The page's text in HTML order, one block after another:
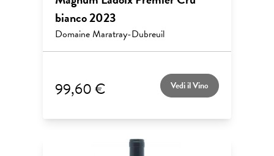
bianco 2023
Domaine Maratray-Dubreuil
99,60 € Vedi il Vino